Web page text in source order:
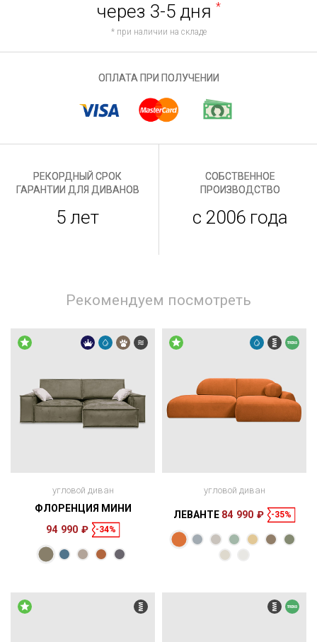
через 3-5 дня *
* при наличии на складе
ОПЛАТА ПРИ ПОЛУЧЕНИИ
РЕКОРДНЫЙ СРОК
ГАРАНТИИ ДЛЯ ДИВАНОВ
5 лет
СОБСТВЕННОЕ
ПРОИЗВОДСТВО
с 2006 года
Рекомендуем посмотреть
Размеры
Спальное
угловой диван
ФЛОРЕНЦИЯ МИНИ
94 990 ₽
-34%
Размеры
Спальное
угловой диван
ЛЕВАНТЕ 84 990 ₽ -35%